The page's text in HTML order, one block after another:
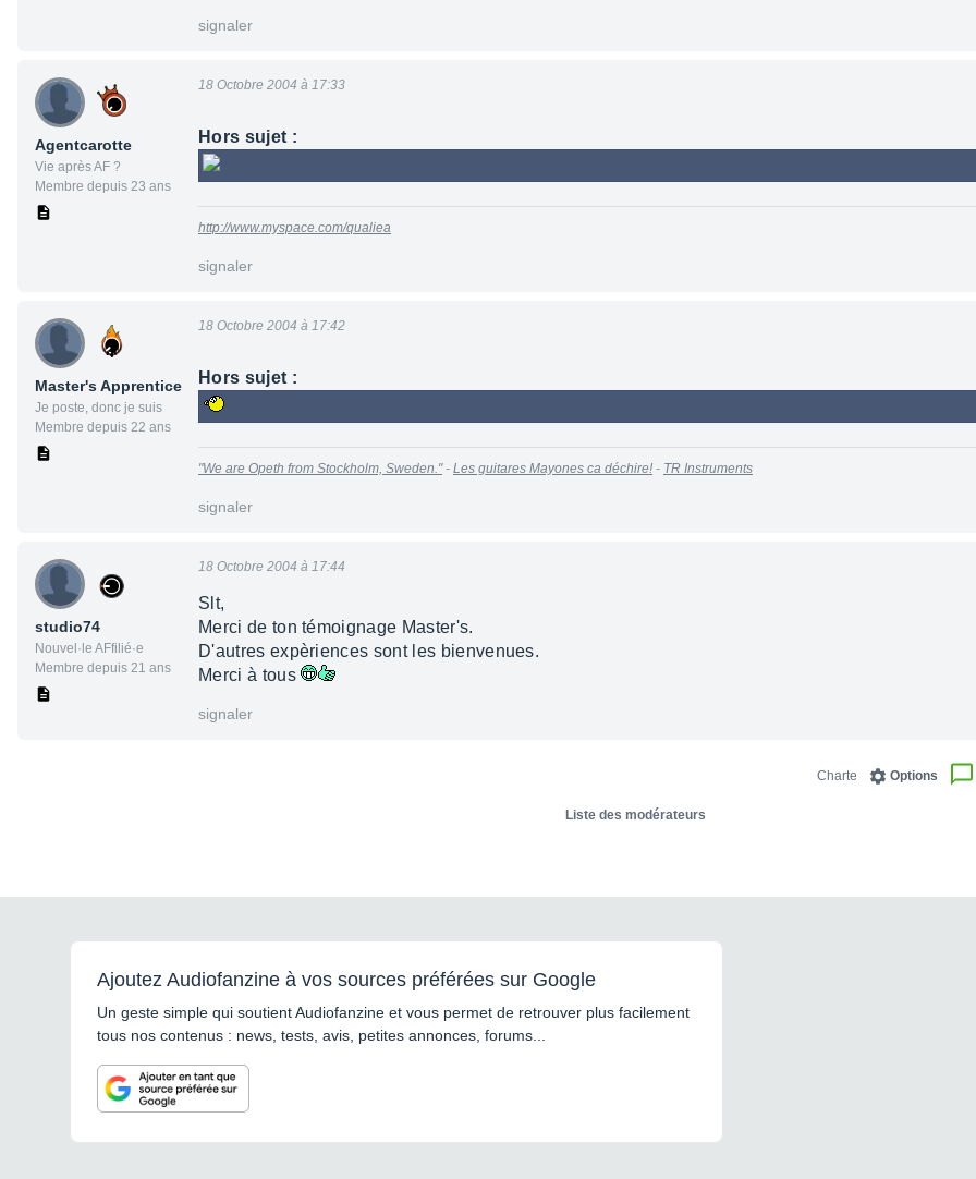
signaler
Agentcarotte
Vie après AF ?
Membre depuis 23 ans
18 Octobre 2004 à 17:33
Hors sujet :
http://www.myspace.com/qualiea
signaler
Master's Apprentice
Je poste, donc je suis
Membre depuis 22 ans
18 Octobre 2004 à 17:42
Hors sujet :
"We are Opeth from Stockholm, Sweden."- Les guitares Mayones ca déchire! - TR Instruments
signaler
studio74
Nouvel·le AFfilié·e
Membre depuis 21 ans
18 Octobre 2004 à 17:44
Slt,
Merci de ton témoignage Master's.
D'autres expèriences sont les bienvenues.
Merci à tous
signaler
Options
Charte
Liste des modérateurs
Ajoutez Audiofanzine à vos sources préférées sur Google
Un geste simple qui soutient Audiofanzine et vous permet de retrouver plus facilement
tous nos contenus : news, tests, avis, petites annonces, forums...